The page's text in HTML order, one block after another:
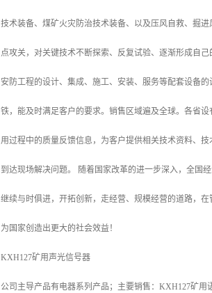
技术装备、煤矿火灾防治技术装备、以及压风自救、掘
点攻关，对关键技术不断探索、反复试验、逐渐形成自
安防工程的设计、集成、施工、安装、服务等配套设备
铁，能及时满足客户的要求。销售区域遍及全球。各省
用过程中的质量反馈信息，为客户提供相关技术资料、
到达现场解决问题。 随着国家改革的进一步深入，全国
继续与时俱进，开拓创新，走经营、规模经营的道路，
为国家创造出更大的社会效益！
KXH127矿用声光信号器
公司主导产品有电器系列产品；主要销售：KXH127矿